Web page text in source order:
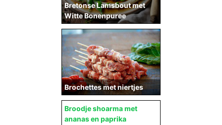
Bretonse Lamsbout met
Witte Bonenpuree
Brochettes met niertjes
Broodje shoarma met
ananas en paprika